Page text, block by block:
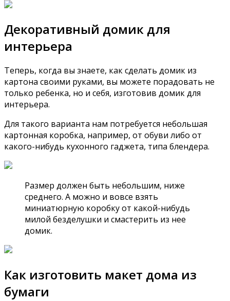
Декоративный домик для
интерьера
Теперь, когда вы знаете, как сделать домик из
картона своими руками, вы можете порадовать не
только ребенка, но и себя, изготовив домик для
интерьера.
Для такого варианта нам потребуется небольшая
картонная коробка, например, от обуви либо от
какого-нибудь кухонного гаджета, типа блендера.
Размер должен быть небольшим, ниже
среднего. А можно и вовсе взять
миниатюрную коробку от какой-нибудь
милой безделушки и смастерить из нее
домик.
Как изготовить макет дома из
бумаги